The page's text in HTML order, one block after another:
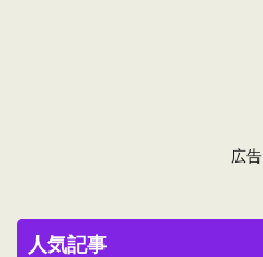
広告
人気記事